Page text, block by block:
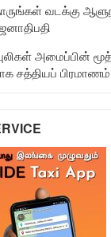
வடக்கு
அமைப்பின்
சத்தியப்